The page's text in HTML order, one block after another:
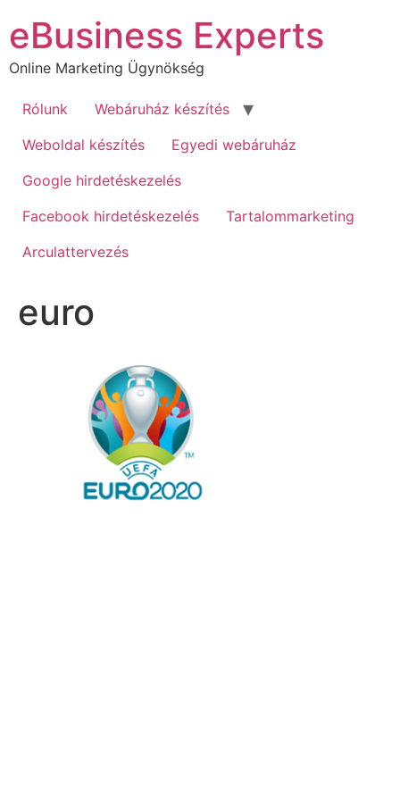
tartalomhoz
eBusiness Experts
Online Marketing Ügynökség
Rólunk
Webáruház készítés
Weboldal készítés
Egyedi webáruház
Google hirdetéskezelés
Facebook hirdetéskezelés
Tartalommarketing
Arculattervezés
euro